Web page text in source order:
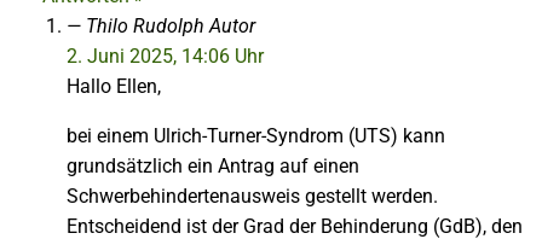
Thilo Rudolph Autor
2. Juni 2025, 14:06 Uhr
Hallo Ellen,
bei einem Ulrich-Turner-Syndrom (UTS) kann
grundsätzlich ein Antrag auf einen
Schwerbehindertenausweis gestellt werden.
Entscheidend ist der Grad der Behinderung (GdB), den